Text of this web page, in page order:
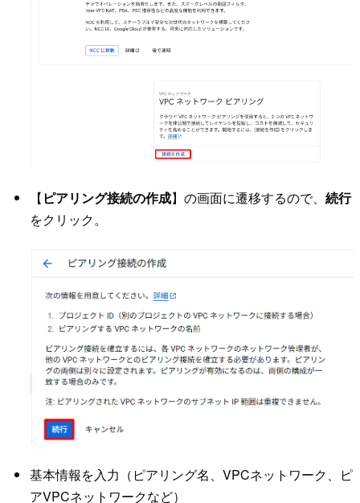
【 ピアリング接続の作成】の画面に遷移するので、 続行
をクリック。
基本情報を入力（ピアリング名、VPCネットワーク、ピ
アVPCネットワークなど）